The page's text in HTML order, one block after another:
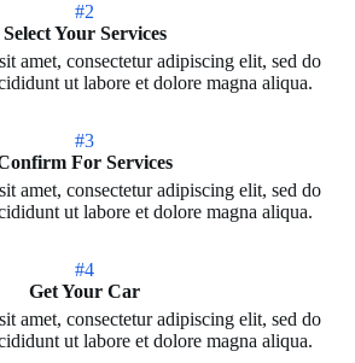
#2
Select Your Services
amet, consectetur adipiscing elit, sed do
ut labore et dolore magna aliqua.
#3
For Services
amet, consectetur adipiscing elit, sed do
ut labore et dolore magna aliqua.
#4
Get Your Car
amet, consectetur adipiscing elit, sed do
ut labore et dolore magna aliqua.